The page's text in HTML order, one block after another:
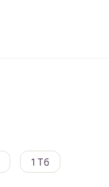
1 Тб